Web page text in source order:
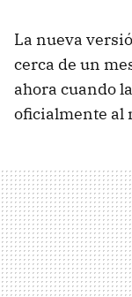
La nueva
cerca de un
ahora cuando
oficialmente al